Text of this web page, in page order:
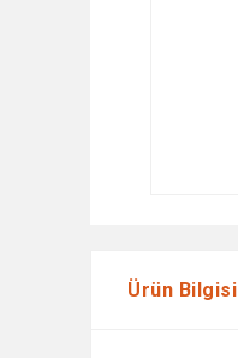
Ürün Bilgisi